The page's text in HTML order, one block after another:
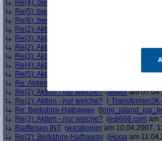
Re(4): bwin
Re(5): bwin
Re(6): bwin
Re(2): Aktien - nur welche?
am
Re(3): Aktien - nur welche?
am
Re(2): Aktien - nur welche?
am
Re(3): Aktien - nur welche?
am
Re(4): Aktien - nur welche?
Re(5): Aktien - nur welche?
am
Re: Aktien - nur welche?
Re(2): Aktien - nur welche?(Majoram
Re(2): Aktien - nur welche? (-Transformer2K-
Re: Berkshire-Hathaway (
Re(3): Aktien - nur welche? (edi666.com am
Raiffeisen INT (wasikonier am 10.04.2007,
Re(2): Berkshire-Hathaway (Hoqq am